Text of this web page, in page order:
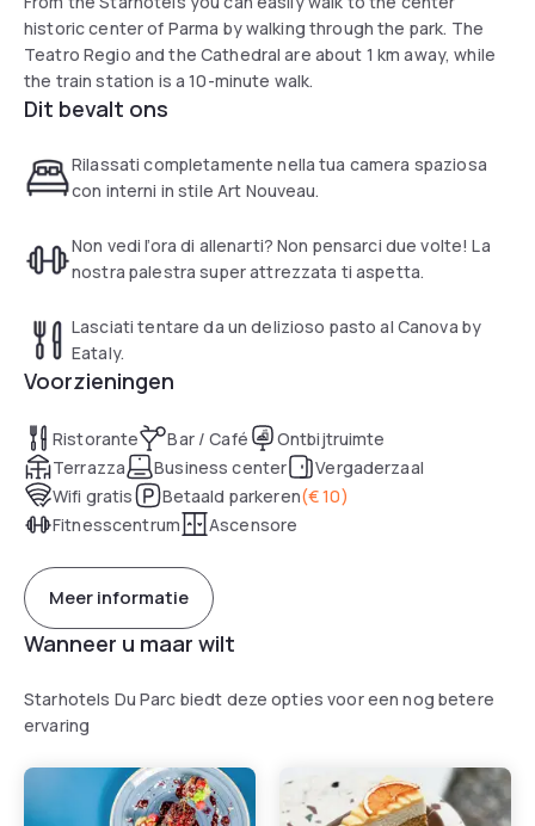
historic center of Parma by walking through the park. The
Teatro Regio and the Cathedral are about 1 km away, while
the train station is a 10-minute walk.
Dit bevalt ons
Rilassati completamente nella tua camera spaziosa
con interni in stile Art Nouveau.
Non vedi l’ora di allenarti? Non pensarci due volte! La
nostra palestra super attrezzata ti aspetta.
Lasciati tentare da un delizioso pasto al Canova by
Eataly.
Voorzieningen
Ristorante Bar / Café
Ontbijtruimte
Terrazza
Business center
Vergaderzaal
Wifi gratis
Betaald parkeren(€ 10)
Fitnesscentrum
Ascensore
Meer informatie
Wanneer u maar wilt
Starhotels Du Parc biedt deze opties voor een nog betere
ervaring